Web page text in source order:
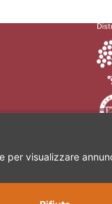
socio Via Martiri di